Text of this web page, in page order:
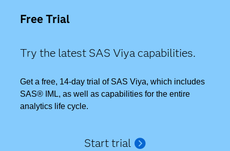
Free Trial
Try the latest SAS Viya capabilities.
Get a free, 14-day trial of SAS Viya, which includes
SAS® IML, as well as capabilities for the entire
analytics life cycle.
Start trial